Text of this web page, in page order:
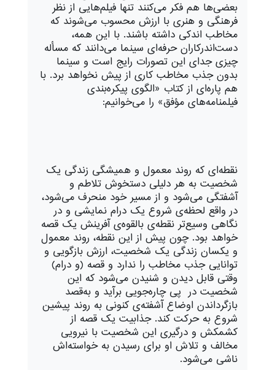
بعضی‌ها هم فکر می‌کنند تنها فیلم‌هایی از نظر
فرهنگی و هنری با ارزش محسوب می‌شوند که
مخاطب اندکی داشته باشند. با این همه،
دست‌اندرکاران حرفه‌ای سینما می‌دانند که مسأله
چیزی جدای این تصورات رایج است و سینما
بدون جذب مخاطب کاری از پیش نخواهد برد. با
هم پاره‌ای از کتاب «الگوی پیکره‌بندی
فیلمنامه‌های مؤفق» را می‌خوانیم:
نقطه‌ای که روند معمول و همیشگی زندگی یک
شخصیت به هر دلیلی دستخوش تلاطم و
آشفتگی می‌شود و از مسیر خود منحرف می‌شود،
در واقع لحظه‌ی شروع یک درام نمایشی و در
نگاهی وسیع‌تر نقطه‌ی بالقوه‌ی آفرینش یک قصه
خواهد بود. چون پیش از این نقطه، روند معمول
و یکسان زندگی یک شخصیت، ارزش بازگویی و
توانایی جذب مخاطب را ندارد و قصه (و درام)
وقتی قابل دیدن و شنیدن می‌شود که این
شخصیت در پی چاره‌جویی برآید و به‌قصد
بازگرداندن اوضاع آشفته‌ی کنونی به روند پیشین
شروع به حرکت کند. جذابیت یک قصه از
کشمکش و درگیری این شخصیت با نیرویی
مخالف و تلاش او برای رسیدن به خواسته‌اش
ناشی می‌شود.